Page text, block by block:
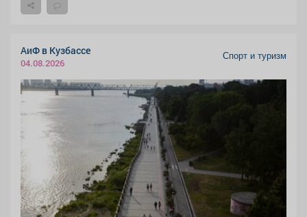
АиФ в Кузбассе
04.08.2026
Спорт и туризм